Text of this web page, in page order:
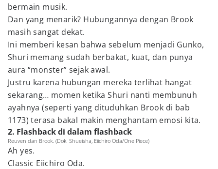
bermain musik.
Dan yang menarik? Hubungannya dengan Brook
masih sangat dekat.
Ini memberi kesan bahwa sebelum menjadi Gunko,
Shuri memang sudah berbakat, kuat, dan punya
aura “monster” sejak awal.
Justru karena hubungan mereka terlihat hangat
sekarang… momen ketika Shuri nanti membunuh
ayahnya (seperti yang dituduhkan Brook di bab
1173) terasa bakal makin menghantam emosi kita.
2. Flashback di dalam flashback
Reuven dan Brook. (Dok. Shueisha, Eiichiro Oda/One Piece)
Ah yes.
Classic Eiichiro Oda.